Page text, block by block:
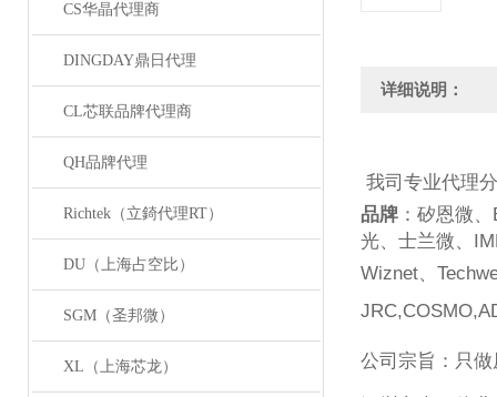
CS华晶代理商
DINGDAY鼎日代理
CL芯联品牌代理商
QH品牌代理
Richtek（立錡代理RT）
DU（上海占空比）
SGM（圣邦微）
XL（上海芯龙）
详细说明：
我司专业代理
品牌 ：矽恩微、
光、士兰微、
Wiznet、
公司宗旨：只